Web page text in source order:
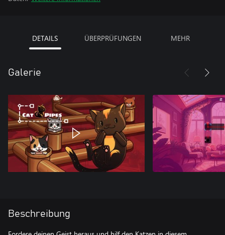
DETAILS ÜBERPRÜFUNGEN MEHR
Galerie
Beschreibung